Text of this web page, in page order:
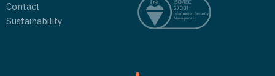
Contact
Sustainability